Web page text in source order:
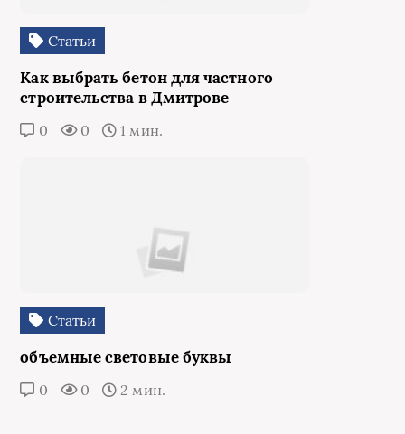
Статьи
Как выбрать бетон для частного
строительства в Дмитрове
0 0 1 мин.
Статьи
объемные световые буквы
0 0 2 мин.